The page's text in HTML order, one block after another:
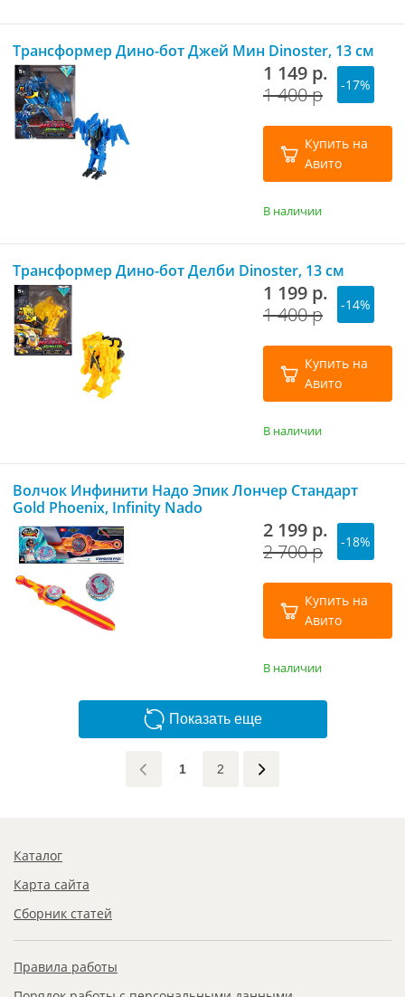
Трансформер Дино-бот Джей Мин Dinoster, 13 см
1 149 р.
1 400 р
-17%
Купить на
Авито
В наличии
Трансформер Дино-бот Делби Dinoster, 13 см
1 199 р.
1 400 р
-14%
Купить на
Авито
В наличии
Волчок Инфинити Надо Эпик Лончер Стандарт
Gold Phoenix, Infinity Nado
2 199 р.
2 700 р
-18%
Купить на
Авито
В наличии
Показать еще
1 2
Каталог
Карта сайта
Сборник статей
Правила работы